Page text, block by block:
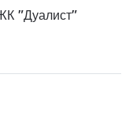
"Дуалист"